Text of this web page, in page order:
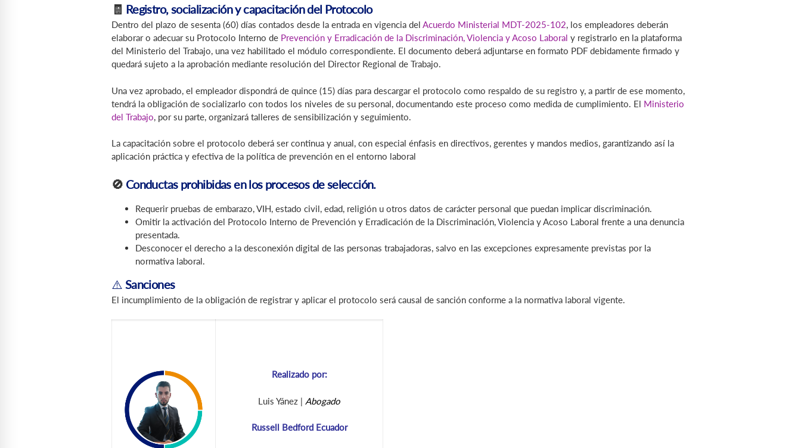
🧾 Registro, socialización y capacitación del Protocolo
Dentro del plazo de sesenta (60) días contados desde la entrada en vigencia del Acuerdo Ministerial MDT-2025-102, los empleadores deberán
elaborar o adecuar su Protocolo Interno de Prevención y Erradicación de la Discriminación, Violencia y Acoso Laboral y registrarlo en la plataforma
del Ministerio del Trabajo, una vez habilitado el módulo correspondiente. El documento deberá adjuntarse en formato PDF debidamente firmado y
quedará sujeto a la aprobación mediante resolución del Director Regional de Trabajo.
Una vez aprobado, el empleador dispondrá de quince (15) días para descargar el protocolo como respaldo de su registro y, a partir de ese momento,
tendrá la obligación de socializarlo con todos los niveles de su personal, documentando este proceso como medida de cumplimiento. El Ministerio
del Trabajo , por su parte, organizará talleres de sensibilización y seguimiento.
La capacitación sobre el protocolo deberá ser continua y anual, con especial énfasis en directivos, gerentes y mandos medios, garantizando así la
aplicación práctica y efectiva de la política de prevención en el entorno laboral
🚫 Conductas prohibidas en los procesos de selección.
Requerir pruebas de embarazo, VIH, estado civil, edad, religión u otros datos de carácter personal que puedan implicar discriminación.
Omitir la activación del Protocolo Interno de Prevención y Erradicación de la Discriminación, Violencia y Acoso Laboral frente a una denuncia
presentada.
Desconocer el derecho a la desconexión digital de las personas trabajadoras, salvo en las excepciones expresamente previstas por la
normativa laboral.
⚠️ Sanciones
El incumplimiento de la obligación de registrar y aplicar el protocolo será causal de sanción conforme a la normativa laboral vigente.
Realizado por:
Luis Yánez | Abogado
Russell Bedford Ecuador